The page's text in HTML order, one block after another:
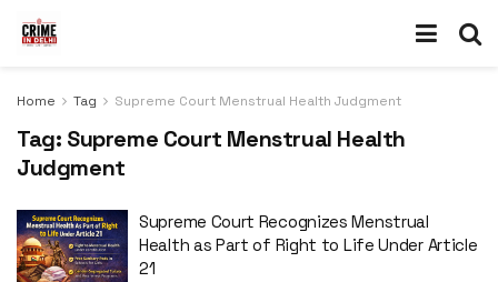
Home Tag Supreme Court Menstrual Health Judgment
Tag: Supreme Court Menstrual Health
Judgment
Supreme Court Recognizes Menstrual
Health as Part of Right to Life Under Article
21